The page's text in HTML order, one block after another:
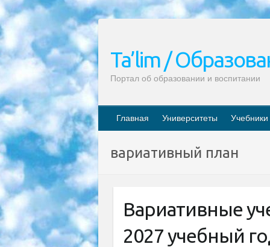
Ta’lim /
Портал об образовании и воспитании
Главная Университеты Учебники
вариативный план
Вариативные
2027 учебный